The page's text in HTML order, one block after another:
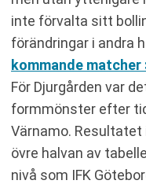
inte förvalta sitt
förändringar i andra
kommande matcher
För Djurgården var
formmönster efter
Värnamo.
övre halvan av
nivå som IFK